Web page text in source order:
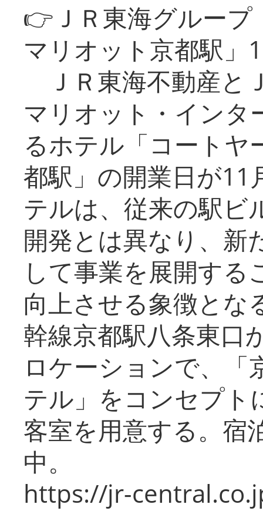
👉ＪＲ東海グルー
マリオット京都駅」
ＪＲ東海不動産と
マリオット・インタ
るホテル「コートヤ
都駅」の開業日が11
テルは、従来の駅ビ
開発とは異なり、新
して事業を展開する
向上させる象徴とな
幹線京都駅八条東口
ロケーションで、「
テル」をコンセプト
客室を用意する。宿
中。
https://jr-